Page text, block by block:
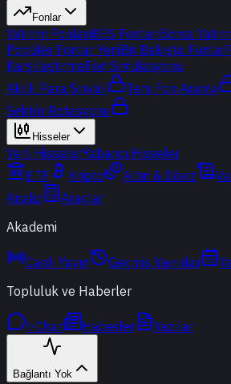
Fonlar
Yatırım FonlarıBES FonlarıBorsa
Popüler Fonlar YeniBir Bakışta Fonlar
KarşılaştırmaFon Simülasyonu
Akıllı Para Sinyali
Ters Fon Arama
Sektör Rotasyonu
Hisseler
Yerli HisselerYabancı Hisseler
ETF
Kripto Altın & Döviz
Analiz
Araçlar
Akademi
Canlı Yayın Geçmiş Yayınlar
Topluluk ve Haberler
t-Chat Haberler Yazılar
Bağlantı Yok